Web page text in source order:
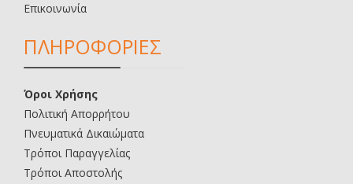
Επικοινωνία
ΠΛΗΡΟΦΟΡΙΕΣ
Όροι Χρήσης
Πολιτική Απορρήτου
Πνευματικά Δικαιώματα
Τρόποι Παραγγελίας
Τρόποι Αποστολής